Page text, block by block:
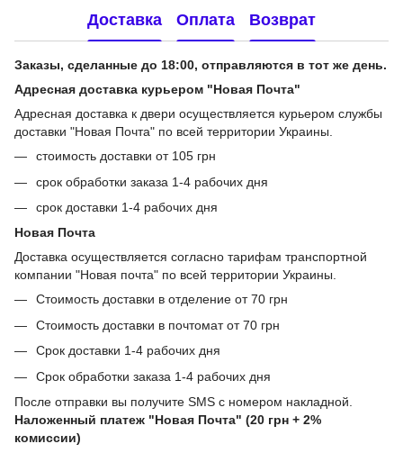
Доставка Оплата Возврат
Заказы, сделанные до 18:00, отправляются в тот же день.
Адресная доставка курьером "Новая Почта"
Адресная доставка к двери осуществляется курьером службы
доставки "Новая Почта" по всей территории Украины.
стоимость доставки от 105 грн
срок обработки заказа 1-4 рабочих дня
срок доставки 1-4 рабочих дня
Новая Почта
Доставка осуществляется согласно тарифам транспортной
компании "Новая почта" по всей территории Украины.
Стоимость доставки в отделение от 70 грн
Стоимость доставки в почтомат от 70 грн
Срок доставки 1-4 рабочих дня
Срок обработки заказа 1-4 рабочих дня
После отправки вы получите SMS с номером накладной.
Наложенный платеж "Новая Почта" (20 грн + 2%
комиссии)